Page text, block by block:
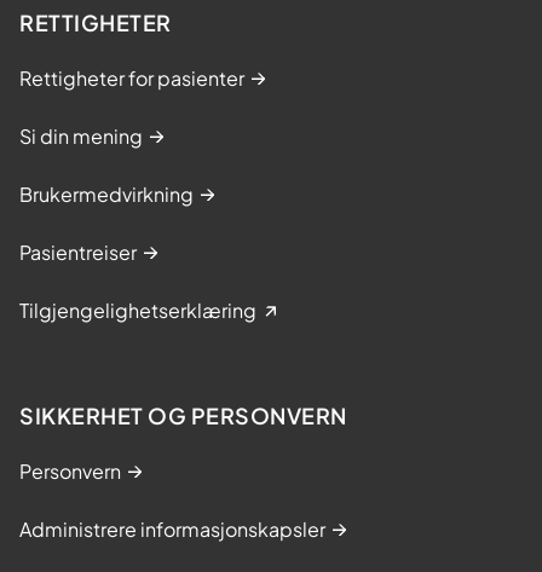
RETTIGHETER
Rettigheter for pasienter
Si din mening
Brukermedvirkning
Pasientreiser
Tilgjengelighetserklæring
SIKKERHET OG PERSONVERN
Personvern
Administrere informasjonskapsler